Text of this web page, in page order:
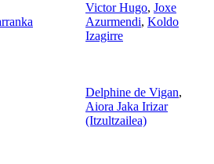
Victor Hugo, Joxe
Azurmendi, Koldo
Izagirre
Delphine de Vigan,
Aiora Jaka Irizar
(Itzultzailea)